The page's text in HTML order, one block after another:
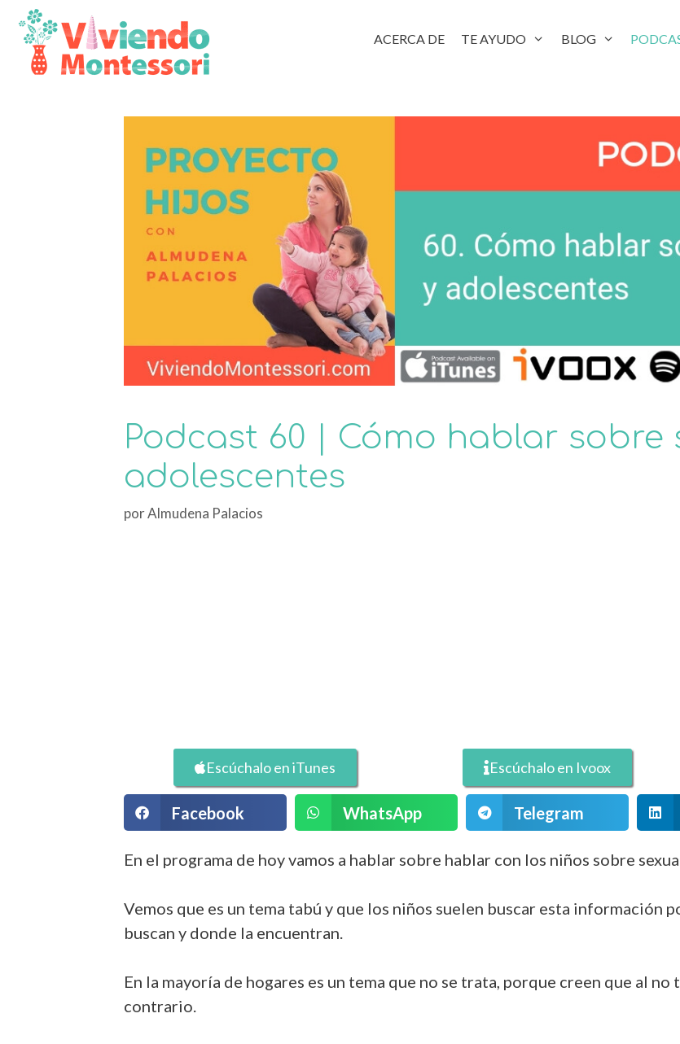
ACERCA DE TE AYUDO BLOG
Podcast 60 | Cómo hablar sobre
adolescentes
porAlmudena Palacios
Escúchalo en iTunes Escúchalo en Ivoox
Facebook WhatsApp Telegram
En el programa de hoy vamos a hablar sobre hablar con los niños sobre
Vemos que es un tema tabú y que los niños suelen buscar esta información
buscan y donde la encuentran.
En la mayoría de hogares es un tema que no se trata, porque creen que al
contrario.